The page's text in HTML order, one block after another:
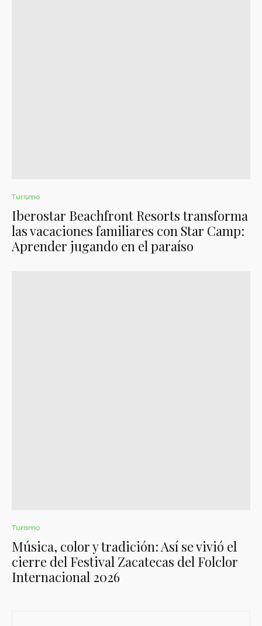
Turismo
Iberostar Beachfront Resorts transforma
las vacaciones familiares con Star Camp:
Aprender jugando en el paraíso
Turismo
Música, color y tradición: Así se vivió el
cierre del Festival Zacatecas del Folclor
Internacional 2026